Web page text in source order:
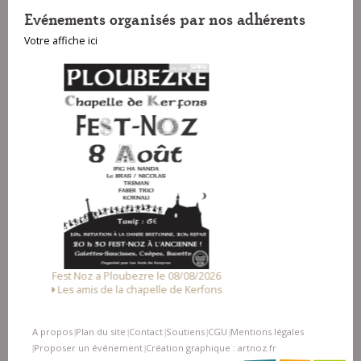
Evénements organisés par nos adhérents
Votre affiche ici
Fest-deiz ha noz a Pluzunet le 14/08/2026
Association Loc Noz
A propos |Plan du site |Contact |Soutiens |CGU |Mentions légales
|Proposer un événement |Création graphique : artnoz.fr